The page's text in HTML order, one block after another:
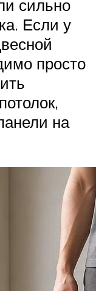
сильно
Если у
просто
на